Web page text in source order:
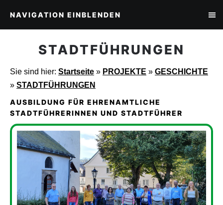
NAVIGATION EINBLENDEN
STADTFÜHRUNGEN
Sie sind hier: Startseite » PROJEKTE » GESCHICHTE
» STADTFÜHRUNGEN
AUSBILDUNG FÜR EHRENAMTLICHE
STADTFÜHRERINNEN UND STADTFÜHRER